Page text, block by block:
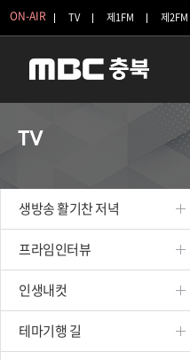
ON-AIR TV 제1FM 제2FM
TV
생방송 활기찬 저녁
프라임인터뷰
인생내컷
테마기행 길